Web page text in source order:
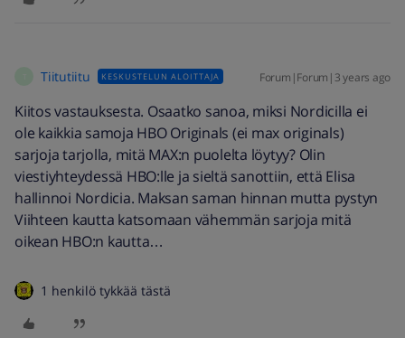
Tiitutiitu KESKUSTELUN ALOITTAJA Forum|Forum|3 years ago
Kiitos vastauksesta. Osaatko sanoa, miksi Nordicilla ei
ole kaikkia samoja HBO Originals (ei max originals)
sarjoja tarjolla, mitä MAX:n puolelta löytyy? Olin
viestiyhteydessä HBO:lle ja sieltä sanottiin, että Elisa
hallinnoi Nordicia. Maksan saman hinnan mutta pystyn
Viihteen kautta katsomaan vähemmän sarjoja mitä
oikean HBO:n kautta…
1 henkilö tykkää tästä